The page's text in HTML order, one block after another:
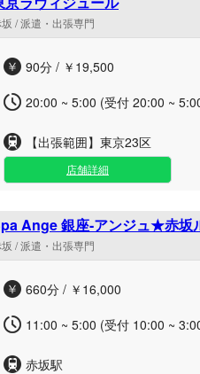
/ 派遣・出張専門
90分 / ￥19,500
20:00 ~ 5:00 (受付 20:00 ~
【出張範囲】東京23区
店舗詳細
Ange 銀座-アンジュ★赤坂
/ 派遣・出張専門
660分 / ￥16,000
11:00 ~ 5:00 (受付 10:00 ~
赤坂駅